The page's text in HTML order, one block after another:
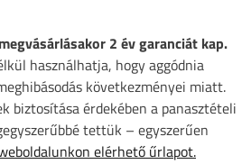
2 év garanciát kap.
használhatja, hogy aggódnia
következményei miatt.
biztosítása érdekében a panasztételi
tettük – egyszerűen
elérhető űrlapot.